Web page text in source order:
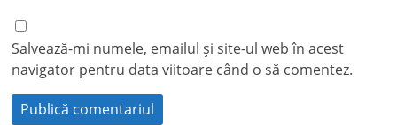
Salvează-mi numele, emailul și site-ul web în acest
navigator pentru data viitoare când o să comentez.